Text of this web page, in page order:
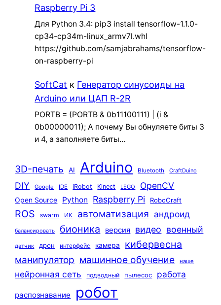
Raspberry Pi 3
Для Python 3.4: pip3 install tensorflow-1.1.0-
cp34-cp34m-linux_armv7l.whl
https://github.com/samjabrahams/tensorflow-
on-raspberry-pi
SoftCat к Генератор синусоиды на
Arduino или ЦАП R-2R
PORTB = (PORTB & 0b11100111) | (i &
0b00000011); А почему Вы обнуляете биты 3
и 4, а заполняете биты…
3D-печать AI Arduino Bluetooth CraftDuino
DIY Google IDE iRobot Kinect LEGO OpenCV
Open Source Python Raspberry Pi RoboCraft
ROS swarm ИК автоматизация андроид
балансировать бионика версия видео военный
датчик дрон интерфейс камера кибервесна
манипулятор машинное обучение наше
нейронная сеть подводный пылесос работа
распознавание робот